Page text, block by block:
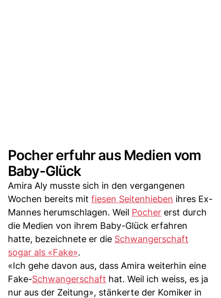
Pocher erfuhr aus Medien vom
Baby-Glück
Amira Aly musste sich in den vergangenen
Wochen bereits mit fiesen Seitenhieben ihres Ex-
Mannes herumschlagen. Weil Pocher erst durch
die Medien von ihrem Baby-Glück erfahren
hatte, bezeichnete er die Schwangerschaft
sogar als «Fake».
«Ich gehe davon aus, dass Amira weiterhin eine
Fake-Schwangerschaft hat. Weil ich weiss, es ja
nur aus der Zeitung», stänkerte der Komiker in